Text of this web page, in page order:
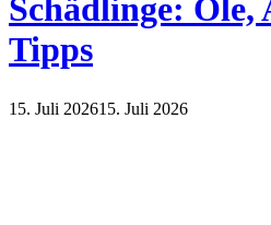
Schädlinge: Öle,
Tipps
15. Juli 202615. Juli 2026